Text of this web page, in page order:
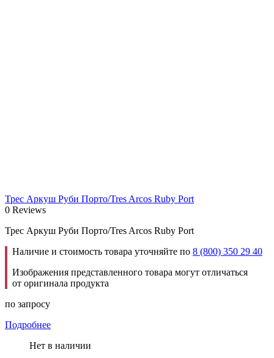
Трес Аркуш Руби Порто/Tres Arcos Ruby Port
0 Reviews
Трес Аркуш Руби Порто/Tres Arcos Ruby Port
Наличие и стоимость товара уточняйте по 8 (800) 350 29 40
Изображения представленного товара могут отличаться
от оригинала продукта
по запросу
Подробнее
Нет в наличии